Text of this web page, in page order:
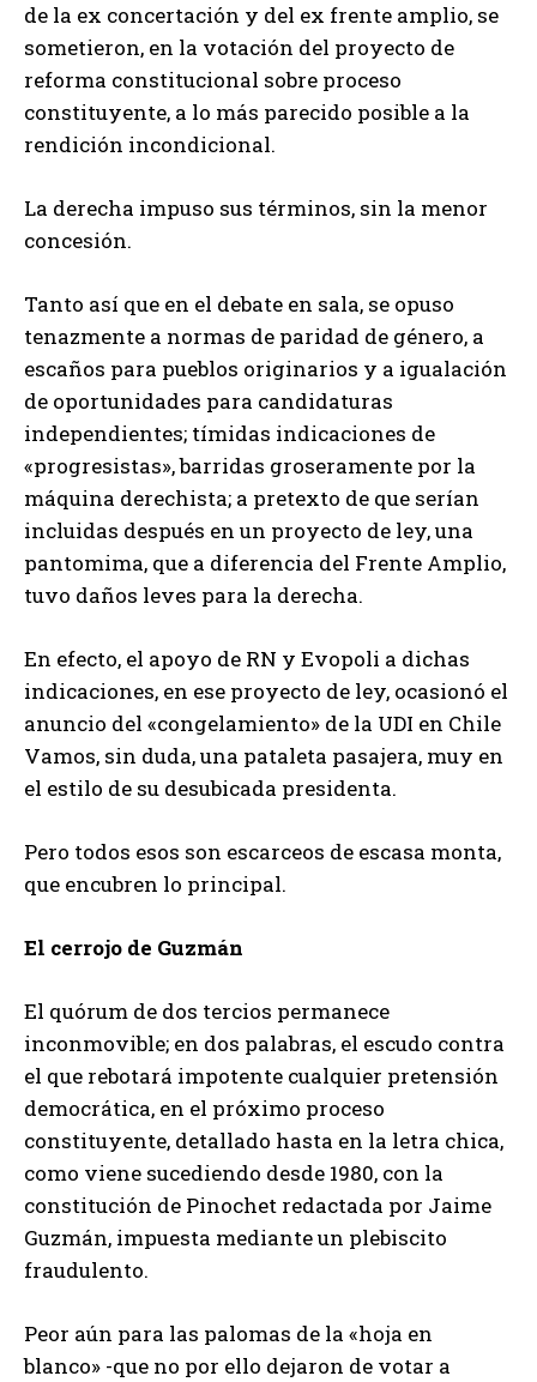
de la ex concertación y del ex frente amplio, se
sometieron, en la votación del proyecto de
reforma constitucional sobre proceso
constituyente, a lo más parecido posible a la
rendición incondicional.
La derecha impuso sus términos, sin la menor
concesión.
Tanto así que en el debate en sala, se opuso
tenazmente a normas de paridad de género, a
escaños para pueblos originarios y a igualación
de oportunidades para candidaturas
independientes; tímidas indicaciones de
«progresistas», barridas groseramente por la
máquina derechista; a pretexto de que serían
incluidas después en un proyecto de ley, una
pantomima, que a diferencia del Frente Amplio,
tuvo daños leves para la derecha.
En efecto, el apoyo de RN y Evopoli a dichas
indicaciones, en ese proyecto de ley, ocasionó el
anuncio del «congelamiento» de la UDI en Chile
Vamos, sin duda, una pataleta pasajera, muy en
el estilo de su desubicada presidenta.
Pero todos esos son escarceos de escasa monta,
que encubren lo principal.
El cerrojo de Guzmán
El quórum de dos tercios permanece
inconmovible; en dos palabras, el escudo contra
el que rebotará impotente cualquier pretensión
democrática, en el próximo proceso
constituyente, detallado hasta en la letra chica,
como viene sucediendo desde 1980, con la
constitución de Pinochet redactada por Jaime
Guzmán, impuesta mediante un plebiscito
fraudulento.
Peor aún para las palomas de la «hoja en
blanco» -que no por ello dejaron de votar a